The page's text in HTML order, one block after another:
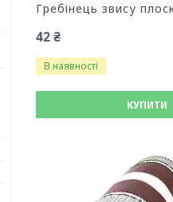
Гребінець звису
42 ₴
В наявності
КУПИТИ